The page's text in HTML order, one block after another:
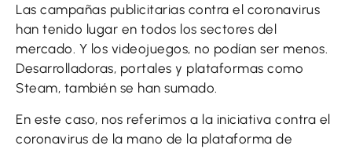
Las campañas publicitarias contra el coronavirus
han tenido lugar en todos los sectores del
mercado. Y los videojuegos, no podían ser menos.
Desarrolladoras, portales y plataformas como
Steam, también se han sumado.
En este caso, nos referimos a la iniciativa contra el
coronavirus de la mano de la plataforma de